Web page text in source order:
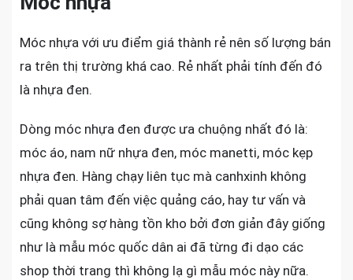
Móc nhựa với ưu điểm giá thành rẻ nên số lượng bán
ra trên thị trường khá cao. Rẻ nhất phải tính đến đó
là nhựa đen.
Dòng móc nhựa đen được ưa chuộng nhất đó là:
móc áo, nam nữ nhựa đen, móc manetti, móc kẹp
nhựa đen. Hàng chạy liên tục mà canhxinh không
phải quan tâm đến việc quảng cáo, hay tư vấn và
cũng không sợ hàng tồn kho bởi đơn giản đây giống
như là mẫu móc quốc dân ai đã từng đi dạo các
shop thời trang thì không lạ gì mẫu móc này nữa.